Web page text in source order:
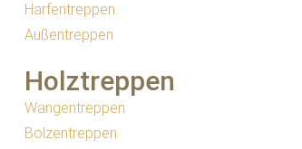
Harfentreppen
Außentreppen
Holztreppen
Wangentreppen
Bolzentreppen